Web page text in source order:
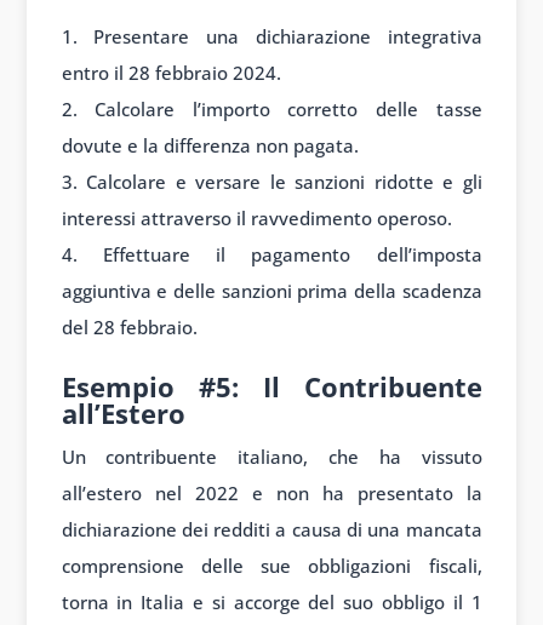
Presentare una dichiarazione integrativa
entro il 28 febbraio 2024.
Calcolare l’importo corretto delle tasse
dovute e la differenza non pagata.
Calcolare e versare le sanzioni ridotte e gli
interessi attraverso il ravvedimento operoso.
Effettuare il pagamento dell’imposta
aggiuntiva e delle sanzioni prima della scadenza
del 28 febbraio.
Esempio #5: Il Contribuente
all’Estero
Un contribuente italiano, che ha vissuto
all’estero nel 2022 e non ha presentato la
dichiarazione dei redditi a causa di una mancata
comprensione delle sue obbligazioni fiscali,
torna in Italia e si accorge del suo obbligo il 1